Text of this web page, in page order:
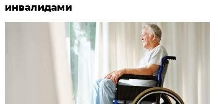
инвалидами